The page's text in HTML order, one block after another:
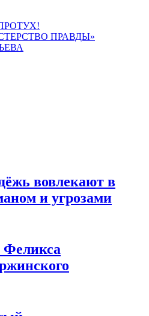
ПРАВДЫ»
вовлекают в
и угрозами
Феликса